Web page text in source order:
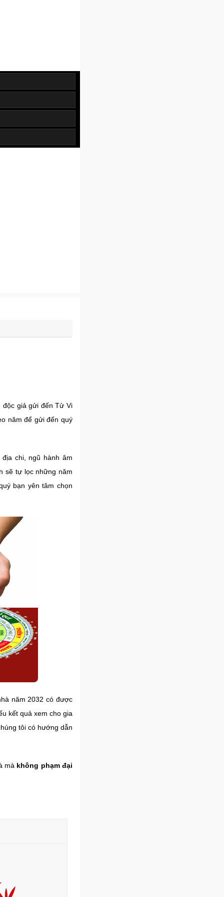
giả gửi đến Tử Vi
năm để gửi đến quý
chi, ngũ hành âm
sẽ tự lọc những năm
bạn yên tâm chọn
năm 2032 có được
kết quả xem cho gia
tôi có hướng dẫn
mà không phạm đại